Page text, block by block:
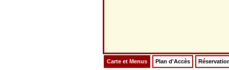
Carte et Menus Plan d'Accès